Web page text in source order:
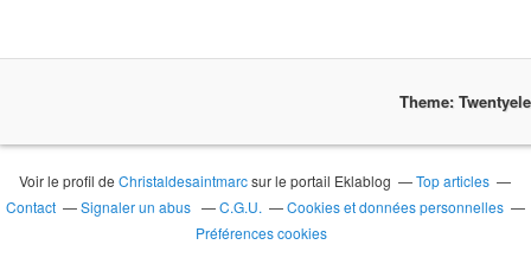
Theme:
Voir le profil deChristaldesaintmarcsur le portail Eklablog
Top articles
Contact
Signaler un abus C.G.U.
Cookies et données personnelles
Préférences cookies